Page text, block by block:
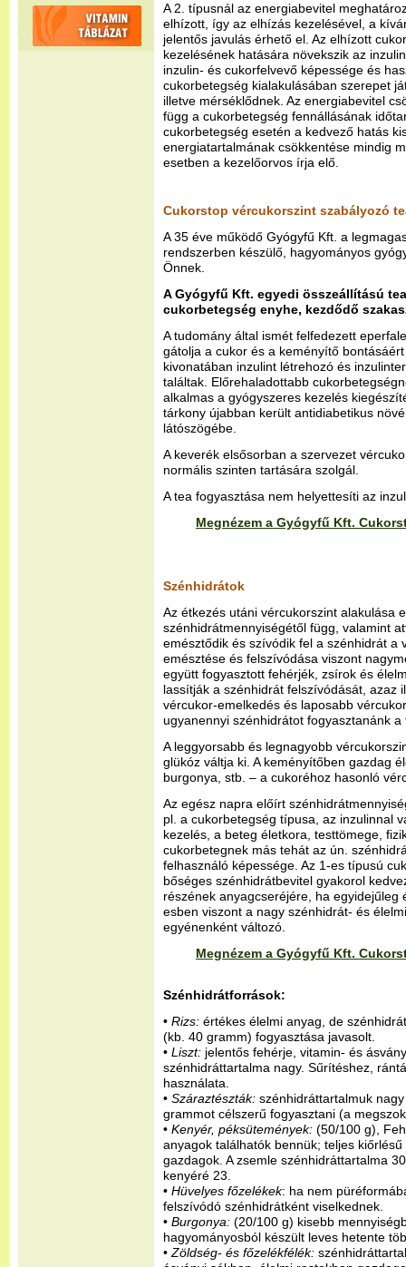
A 2. típusnál az energiabevitel
elhízott, így az elhízás kezelésével, a
jelentős javulás érhető el. Az elhízott
kezelésének hatására növekszik az
inzulin- és cukorfelvevő képessége és
cukorbetegség kialakulásában szerepet
illetve mérséklődnek. Az energiabevitel
függ a cukorbetegség fennállásának
cukorbetegség esetén a kedvező hatás
energiatartalmának csökkentése mindig
esetben a kezelőorvos írja elő.
Cukorstop vércukorszint szabályozó
A 35 éve működő Gyógyfű Kft. a
rendszerben készülő, hagyományos
Önnek.
A Gyógyfű Kft. egyedi összeállítású
cukorbetegség enyhe, kezdődő
A tudomány által ismét felfedezett
gátolja a cukor és a keményítő
kivonatában inzulint létrehozó és
találtak. Előrehaladottabb
alkalmas a gyógyszeres kezelés
tárkony újabban került antidiabetikus
látószögébe.
A keverék elsősorban a szervezet
normális szinten tartására szolgál.
A tea fogyasztása nem helyettesíti az
Megnézem a Gyógyfű Kft.
Szénhidrátok
Az étkezés utáni vércukorszint alakulása
szénhidrátmennyiségétől függ, valamint
emésztődik és szívódik fel a szénhidrát a
emésztése és felszívódása viszont
együtt fogyasztott fehérjék, zsírok és
lassítják a szénhidrát felszívódását, azaz
vércukor-emelkedés és laposabb
ugyanennyi szénhidrátot fogyasztanánk
A leggyorsabb és legnagyobb
glükóz váltja ki. A keményítőben gazdag
burgonya, stb. – a cukoréhoz hasonló
Az egész napra előírt
pl. a cukorbetegség típusa, az inzulinnal
kezelés, a beteg életkora, testtömege,
cukorbetegnek más tehát az ún.
felhasználó képessége. Az 1-es típusú
bőséges szénhidrátbevitel gyakorol
részének anyagcseréjére, ha egyidejűleg
esben viszont a nagy szénhidrát- és
egyénenként változó.
Megnézem a Gyógyfű Kft.
Szénhidrátforrások:
• Rizs: értékes élelmi anyag, de
(kb. 40 gramm) fogyasztása javasolt.
• Liszt: jelentős fehérje, vitamin- és
szénhidráttartalma nagy. Sűrítéshez,
használata.
• Száraztészták: szénhidráttartalmuk
grammot célszerű fogyasztani (a
• Kenyér, péksütemények: (50/100 g),
anyagok találhatók bennük; teljes
gazdagok. A zsemle szénhidráttartalma
kenyéré 23.
• Hüvelyes főzelékek: ha nem
felszívódó szénhidrátként viselkednek.
• Burgonya: (20/100 g) kisebb
hagyományosból készült leves hetente
• Zöldség- és főzelékfélék: